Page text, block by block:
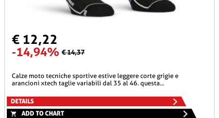
€ 12,22
-14,94% € 14,37
calze moto tecniche sportive estive leggere corte grigie e
arancioni xtech taglie variabili dal 35 al 46. questa...
DETAILS
ADD TO CHART